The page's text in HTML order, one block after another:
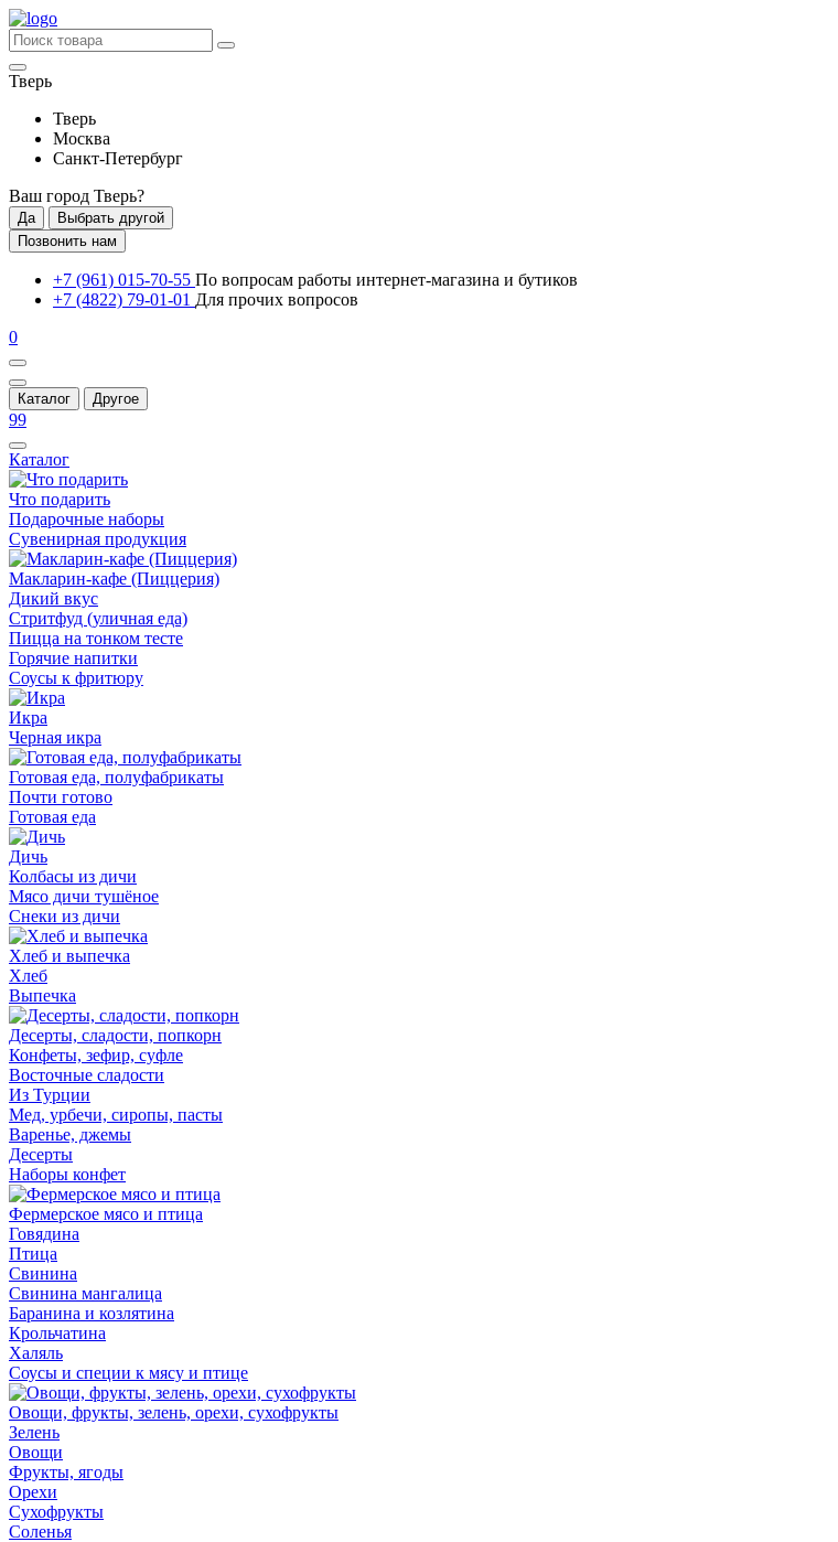
Тверь
Тверь
Москва
Санкт-Петербург
Ваш город Тверь?
Да
Выбрать другой
Позвонить нам
+7 (961) 015-70-55 По вопросам работы интернет-магазина и бутиков
+7 (4822) 79-01-01 Для прочих вопросов
0
Каталог Другое
99
Каталог
Что подарить
Подарочные наборы
Сувенирная продукция
Макларин-кафе (Пиццерия)
Дикий вкус
Стритфуд (уличная еда)
Пицца на тонком тесте
Горячие напитки
Соусы к фритюру
Икра
Черная икра
Готовая еда, полуфабрикаты
Почти готово
Готовая еда
Дичь
Колбасы из дичи
Мясо дичи тушёное
Снеки из дичи
Хлеб и выпечка
Хлеб
Выпечка
Десерты, сладости, попкорн
Конфеты, зефир, суфле
Восточные сладости
Из Турции
Мед, урбечи, сиропы, пасты
Варенье, джемы
Десерты
Наборы конфет
Фермерское мясо и птица
Говядина
Птица
Свинина
Свинина мангалица
Баранина и козлятина
Крольчатина
Халяль
Соусы и специи к мясу и птице
Овощи, фрукты, зелень, орехи, сухофрукты
Зелень
Овощи
Фрукты, ягоды
Орехи
Сухофрукты
Соленья